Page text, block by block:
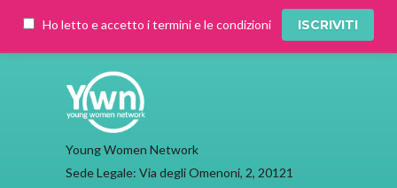
Ho letto e accetto i termini e le condizioni
Young Women Network
Sede Legale: Via degli Omenoni, 2, 20121